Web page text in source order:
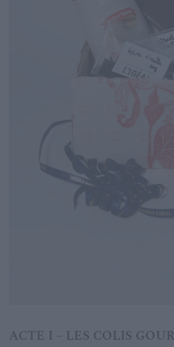
ACTE I – LES COLIS